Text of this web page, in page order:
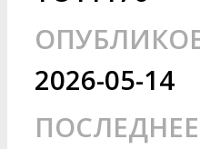
2026-05-14